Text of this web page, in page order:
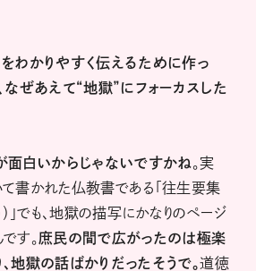
わかりやすく伝えるために作っ
なぜあえて“地獄”にフォーカスした
面白いからじゃないですかね。実
書かれた仏教書である「往生要集
）」でも、地獄の描写にかなりのページ
す。 庶民の間で広がったのは極楽
地獄の話ばかりだったそうで。道徳